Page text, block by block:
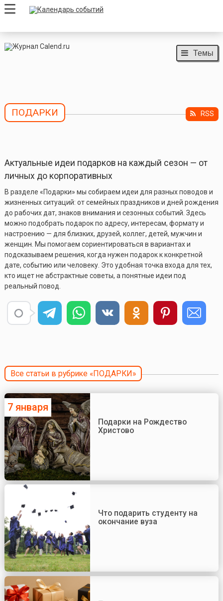
Темы
ПОДАРКИ RSS
Актуальные идеи подарков на каждый сезон — от
личных до корпоративных
В разделе «Подарки» мы собираем идеи для разных поводов и
жизненных ситуаций: от семейных праздников и дней рождения
до рабочих дат, знаков внимания и сезонных событий. Здесь
можно подобрать подарок по адресу, интересам, формату и
настроению — для близких, друзей, коллег, детей, мужчин и
женщин. Мы помогаем сориентироваться в вариантах и
подсказываем решения, когда нужен подарок к конкретной
дате, событию или человеку. Это удобная точка входа для тех,
кто ищет не абстрактные советы, а понятные идеи под
реальный повод.
Все статьи в рубрике «ПОДАРКИ»
7 января
Подарки на Рождество
Христово
Что подарить студенту на
окончание вуза